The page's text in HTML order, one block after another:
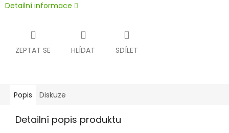
Detailní informace
ZEPTAT SE HLÍDAT SDÍLET
Popis Diskuze
Detailní popis produktu